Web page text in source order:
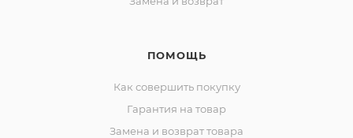
ПОМОЩЬ
Как совершить покупку
Гарантия на товар
Замена и возврат товара